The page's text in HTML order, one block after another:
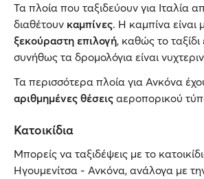
Τα πλοία που ταξιδεύουν για Ιταλία
διαθέτουν καμπίνες. Η καμπίνα είναι
ξεκούραστη επιλογή, καθώς το ταξίδι
συνήθως τα δρομολόγια είναι
Τα περισσότερα πλοία για Ανκόνα
αριθμημένες θέσεις αεροπορικού
Κατοικίδια
Μπορείς να ταξιδέψεις με το
Ηγουμενίτσα - Ανκόνα, ανάλογα με